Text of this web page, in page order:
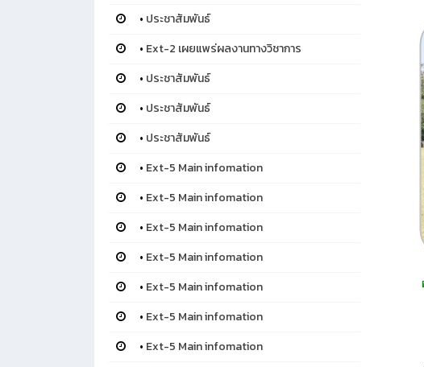
• ประชาสัมพันธ์
• Ext-2 เผยแพร่ผลงานทางวิชาการ
• ประชาสัมพันธ์
• ประชาสัมพันธ์
• ประชาสัมพันธ์
• Ext-5 Main infomation
• Ext-5 Main infomation
• Ext-5 Main infomation
• Ext-5 Main infomation
• Ext-5 Main infomation
• Ext-5 Main infomation
• Ext-5 Main infomation